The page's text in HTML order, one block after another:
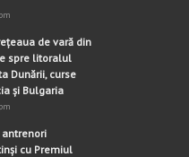
de vară din
spre litoralul
Dunării, curse
și Bulgaria
antrenori
cu Premiul